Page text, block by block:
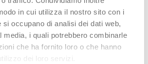
in cui utilizza il nostro sito con i
occupano di analisi dei dati web,
media, i quali potrebbero combinarle
che ha fornito loro o che hanno
dei loro servizi.